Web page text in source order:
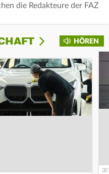
die Redakteure der FAZ
HÖREN